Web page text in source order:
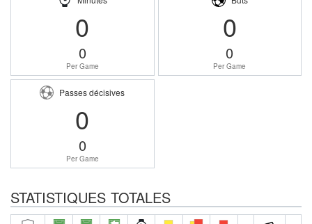
0
0
Per Game
0
0
Per Game
Passes décisives
0
0
Per Game
STATISTIQUES TOTALES